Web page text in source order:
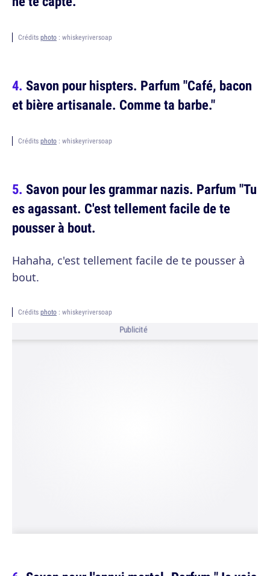
Crédits photo : whiskeyriversoap
Savon pour hispters. Parfum "Café, bacon
et bière artisanale. Comme ta barbe."
Crédits photo : whiskeyriversoap
Savon pour les grammar nazis. Parfum "Tu
es agassant. C'est tellement facile de te
pousser à bout.
Hahaha, c'est tellement facile de te pousser à
bout.
Crédits photo : whiskeyriversoap
Publicité